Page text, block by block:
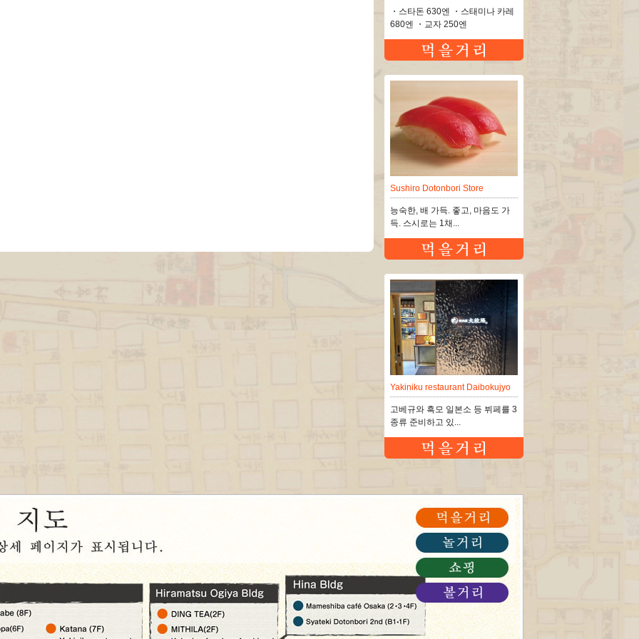
・스타돈 630엔 ・스태미나 카레
680엔 ・교자 250엔
Sushiro Dotonbori Store
능숙한, 배 가득. 좋고, 마음도 가
득. 스시로는 1채...
Yakiniku restaurant Daibokujyo
고베규와 흑모 일본소 등 뷔페를 3
종류 준비하고 있...